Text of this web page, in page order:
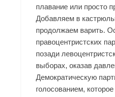
плавание или просто
Добавляем в
продолжаем варить.
правоцентристских
позади
выборах, оказав
Демократическую
голосованием,